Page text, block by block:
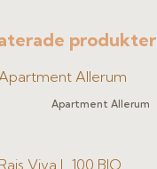
produkter
Apartment Allerum